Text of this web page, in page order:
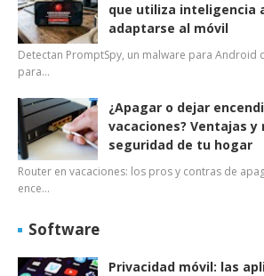
que utiliza inteligencia
adaptarse al móvil
Detectan PromptSpy, un malware para Android
para…
¿Apagar o dejar
vacaciones? Ventajas y
seguridad de tu hogar
Router en vacaciones: los pros y contras de
ence…
Software
Privacidad móvil: las